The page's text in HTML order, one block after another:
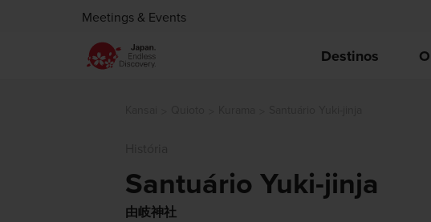
Meetings & Events
Destinos
Santuário Yuki-jinja
由岐神社